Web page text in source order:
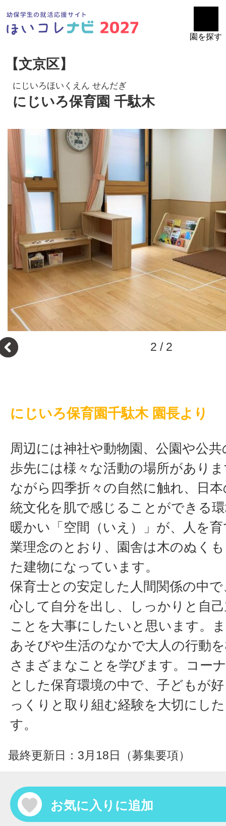
園を探す
【文京区】
にじいろほいくえん せんだぎ
にじいろ保育園 千駄木
1 / 2
にじいろ保育園千駄木 園長より
周辺には神社や動物園、公園や公
歩先には様々な活動の場所があり
ながら四季折々の自然に触れ、日
統文化を肌で感じることができる
暖かい「空間（いえ）」が、人を
業理念のとおり、園舎は木のぬく
た建物になっています。
保育士との安定した人間関係の中
心して自分を出し、しっかりと自
ことを大事にしたいと思います。
あそびや生活のなかで大人の行動
さまざまなことを学びます。コー
とした保育環境の中で、子どもが
っくりと取り組む経験を大切にし
す。
最終更新日：3月18日（募集要項）
お気に入りに追加